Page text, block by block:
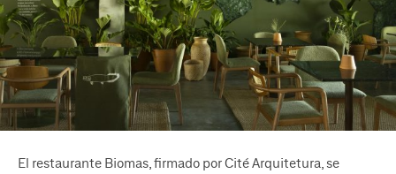
El restaurante Biomas, firmado por Cité Arquitetura, se